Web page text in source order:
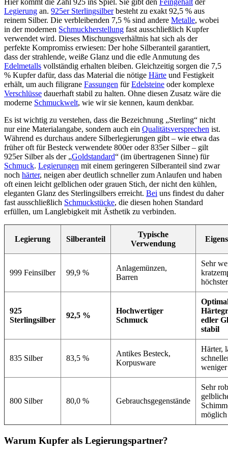
Hier kommt die Zahl 925 ins Spiel. Sie gibt den Feingehalt der
Legierung an. 925er Sterlingsilberbesteht zu exakt 92,5 % aus
reinem Silber. Die verbleibenden 7,5 % sind andere Metalle, wobei
in der modernen Schmuckherstellung fast ausschließlich Kupfer
verwendet wird. Dieses Mischungsverhältnis hat sich als der
perfekte Kompromiss erwiesen: Der hohe Silberanteil garantiert,
dass der strahlende, weiße Glanz und die edle Anmutung des
Edelmetalls vollständig erhalten bleiben. Gleichzeitig sorgen die 7,5
% Kupfer dafür, dass das Material die nötige Härte und Festigkeit
erhält, um auch filigrane Fassungen fürEdelsteine oder komplexe
Verschlüsse dauerhaft stabil zu halten. Ohne diesen Zusatz wäre die
moderne Schmuckwelt, wie wir sie kennen, kaum denkbar.
Es ist wichtig zu verstehen, dass die Bezeichnung „Sterling“ nicht
nur eine Materialangabe, sondern auch ein Qualitätsversprechen ist.
Während es durchaus andere Silberlegierungen gibt – wie etwa das
früher oft für Besteck verwendete 800er oder 835er Silber – gilt
925er Silber als der „Goldstandard“ (im übertragenen Sinne) für
Schmuck. Legierungen mit einem geringeren Silberanteil sind zwar
noch härter, neigen aber deutlich schneller zum Anlaufen und haben
oft einen leicht gelblichen oder grauen Stich, der nicht den kühlen,
eleganten Glanz des Sterlingsilbers erreicht. Bei uns findest du daher
fast ausschließlich Schmuckstücke, die diesen hohen Standard
erfüllen, um Langlebigkeit mit Ästhetik zu verbinden.
Legierung Silberanteil
Typische
Verwendung
999 Feinsilber 99,9 %
Anlagemünzen,
Barren
Sehr
925
Sterlingsilber
92,5 %
Hochwertiger
Schmuck
edler
stabil
835 Silber 83,5 %
Antikes Besteck,
Korpusware
Härter,
800 Silber 80,0 % Gebrauchsgegenstände
Sehr
möglich
Warum Kupfer als Legierungspartner?